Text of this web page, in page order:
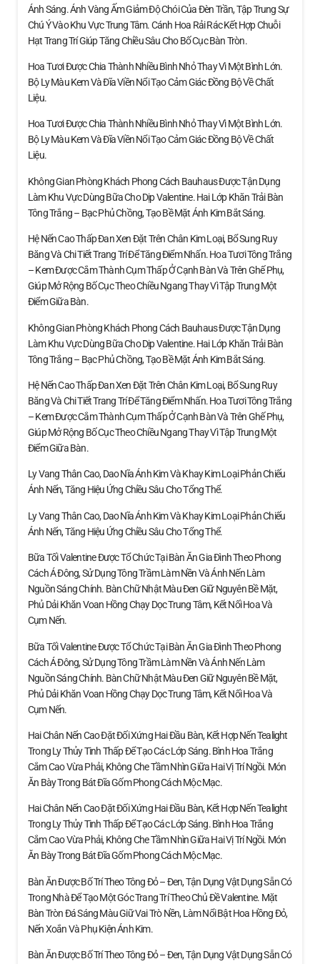
Ánh Sáng. Ánh Vàng Ấm Giảm Độ Chói Của Đèn Trần, Tập Trung Sự
Chú Ý Vào Khu Vực Trung Tâm. Cánh Hoa Rải Rác Kết Hợp Chuỗi
Hạt Trang Trí Giúp Tăng Chiều Sâu Cho Bố Cục Bàn Tròn.
Hoa Tươi Được Chia Thành Nhiều Bình Nhỏ Thay Vì Một Bình Lớn.
Bộ Ly Màu Kem Và Đĩa Viền Nổi Tạo Cảm Giác Đồng Bộ Về Chất
Liệu.
Hoa Tươi Được Chia Thành Nhiều Bình Nhỏ Thay Vì Một Bình Lớn.
Bộ Ly Màu Kem Và Đĩa Viền Nổi Tạo Cảm Giác Đồng Bộ Về Chất
Liệu.
Không Gian Phòng Khách Phong Cách Bauhaus Được Tận Dụng
Làm Khu Vực Dùng Bữa Cho Dịp Valentine. Hai Lớp Khăn Trải Bàn
Tông Trắng – Bạc Phủ Chồng, Tạo Bề Mặt Ánh Kim Bắt Sáng.
Hệ Nến Cao Thấp Đan Xen Đặt Trên Chân Kim Loại, Bổ Sung Ruy
Băng Và Chi Tiết Trang Trí Để Tăng Điểm Nhấn. Hoa Tươi Tông Trắng
– Kem Được Cắm Thành Cụm Thấp Ở Cạnh Bàn Và Trên Ghế Phụ,
Giúp Mở Rộng Bố Cục Theo Chiều Ngang Thay Vì Tập Trung Một
Điểm Giữa Bàn.
Không Gian Phòng Khách Phong Cách Bauhaus Được Tận Dụng
Làm Khu Vực Dùng Bữa Cho Dịp Valentine. Hai Lớp Khăn Trải Bàn
Tông Trắng – Bạc Phủ Chồng, Tạo Bề Mặt Ánh Kim Bắt Sáng.
Hệ Nến Cao Thấp Đan Xen Đặt Trên Chân Kim Loại, Bổ Sung Ruy
Băng Và Chi Tiết Trang Trí Để Tăng Điểm Nhấn. Hoa Tươi Tông Trắng
– Kem Được Cắm Thành Cụm Thấp Ở Cạnh Bàn Và Trên Ghế Phụ,
Giúp Mở Rộng Bố Cục Theo Chiều Ngang Thay Vì Tập Trung Một
Điểm Giữa Bàn.
Ly Vang Thân Cao, Dao Nĩa Ánh Kim Và Khay Kim Loại Phản Chiếu
Ánh Nến, Tăng Hiệu Ứng Chiều Sâu Cho Tổng Thể.
Ly Vang Thân Cao, Dao Nĩa Ánh Kim Và Khay Kim Loại Phản Chiếu
Ánh Nến, Tăng Hiệu Ứng Chiều Sâu Cho Tổng Thể.
Bữa Tối Valentine Được Tổ Chức Tại Bàn Ăn Gia Đình Theo Phong
Cách Á Đông, Sử Dụng Tông Trầm Làm Nền Và Ánh Nến Làm
Nguồn Sáng Chính. Bàn Chữ Nhật Màu Đen Giữ Nguyên Bề Mặt,
Phủ Dải Khăn Voan Hồng Chạy Dọc Trung Tâm, Kết Nối Hoa Và
Cụm Nến.
Bữa Tối Valentine Được Tổ Chức Tại Bàn Ăn Gia Đình Theo Phong
Cách Á Đông, Sử Dụng Tông Trầm Làm Nền Và Ánh Nến Làm
Nguồn Sáng Chính. Bàn Chữ Nhật Màu Đen Giữ Nguyên Bề Mặt,
Phủ Dải Khăn Voan Hồng Chạy Dọc Trung Tâm, Kết Nối Hoa Và
Cụm Nến.
Hai Chân Nến Cao Đặt Đối Xứng Hai Đầu Bàn, Kết Hợp Nến Tealight
Trong Ly Thủy Tinh Thấp Để Tạo Các Lớp Sáng. Bình Hoa Trắng
Cắm Cao Vừa Phải, Không Che Tầm Nhìn Giữa Hai Vị Trí Ngồi. Món
Ăn Bày Trong Bát Đĩa Gốm Phong Cách Mộc Mạc.
Hai Chân Nến Cao Đặt Đối Xứng Hai Đầu Bàn, Kết Hợp Nến Tealight
Trong Ly Thủy Tinh Thấp Để Tạo Các Lớp Sáng. Bình Hoa Trắng
Cắm Cao Vừa Phải, Không Che Tầm Nhìn Giữa Hai Vị Trí Ngồi. Món
Ăn Bày Trong Bát Đĩa Gốm Phong Cách Mộc Mạc.
Bàn Ăn Được Bố Trí Theo Tông Đỏ – Đen, Tận Dụng Vật Dụng Sẵn Có
Trong Nhà Để Tạo Một Góc Trang Trí Theo Chủ Đề Valentine. Mặt
Bàn Tròn Đá Sáng Màu Giữ Vai Trò Nền, Làm Nổi Bật Hoa Hồng Đỏ,
Nến Xoắn Và Phụ Kiện Ánh Kim.
Bàn Ăn Được Bố Trí Theo Tông Đỏ – Đen, Tận Dụng Vật Dụng Sẵn Có